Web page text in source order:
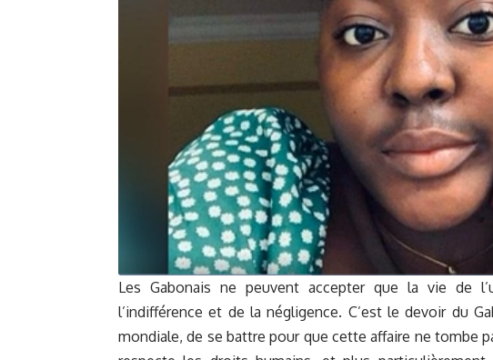
Les Gabonais ne peuvent accepter que la vie de
l’indifférence et de la négligence. C’est le devoir du
mondiale, de se battre pour que cette affaire ne tombe